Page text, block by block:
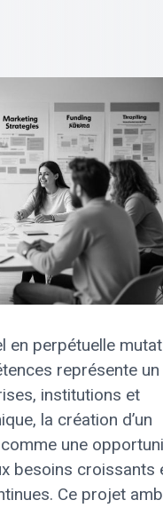
en perpétuelle
représente un
institutions et
la création d’un
une
besoins croissants
Ce projet